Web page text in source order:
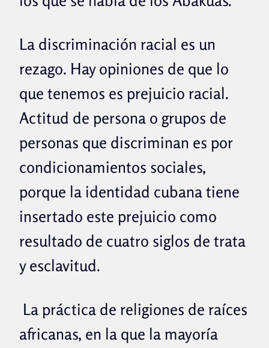
La discriminación racial es un
rezago. Hay opiniones de que lo
que tenemos es prejuicio racial.
Actitud de persona o grupos de
personas que discriminan es por
condicionamientos sociales,
porque la identidad cubana tiene
insertado este prejuicio como
resultado de cuatro siglos de trata
y esclavitud.
La práctica de religiones de raíces
africanas, en la que la mayoría